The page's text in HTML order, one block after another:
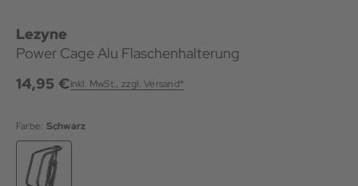
Lezyne
Power Cage Alu Flaschenhalterung
14,95 €inkl. MwSt., zzgl. Versand*
Farbe: Schwarz